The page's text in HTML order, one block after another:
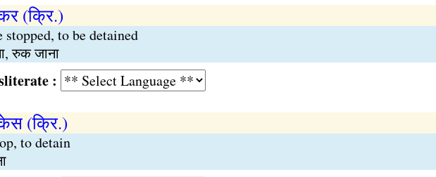
(क्रि.)
stopped, to be detained
रुक जाना
:
(क्रि.)
to detain